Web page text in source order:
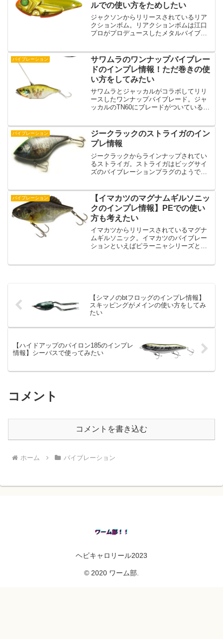
ルでの使い方をためしたい
ジャクソンからリリースされているリア
クションボム。リアクションボムは江口
プロがプロデュースしたメタルバイブで
ソンのリアクションボムの特徴とインプ
レ情報を紹介していきます...
バイブレーション
サワムラのワンナップバイブレー
ドのインプレ情報！ただ巻きの使
い方をしてみたい
サワムラとジャッカルがコラボしてリリ
ースしたワンナップバイブレード。ジャ
ッカルのTN60にブレードがついているス
たいどんな特徴があるのでしょうか？そ
んなサワムラのワンナ...
バイブレーション
ジークラックのストライガのイン
プレ情報
ジークラックからラインナップされてい
るストライガ。ストライガはビッグサイ
ズのバイブレーションプラグのようで
の記事ではジークラックのストライガの
特徴とインプレ情報について...
バイブレーション
【イマカツのマグナムギルソニッ
クのインプレ情報】PEでの使い
方も考えたい
イマカツからリリースされているマグナ
ムギルソニック。イマカツのバイブレー
ションといえばピラーニャシリーズとい
【シマノのbtフロッグのインプレ情報】
スキッピングがメインの使い方をしてみ
たい
【ハイドアップのパイロン185のインプレ
情報】シーバスで使ってみたい
コメント
コメントを書き込む
ホーム バイブレーション
ヘビキャロリール2023
© 2020 ワーム部.